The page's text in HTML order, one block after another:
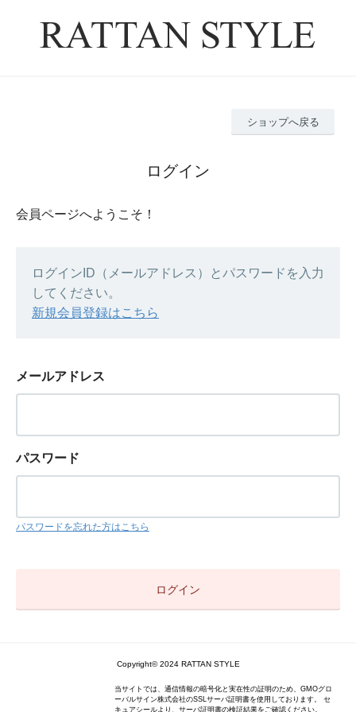
ショップへ戻る
ログイン
会員ページへようこそ！
ログインID（メールアドレス）とパスワードを入力
してください。
新規会員登録はこちら
メールアドレス
パスワード
パスワードを忘れた方はこちら
Copyright© 2024 RATTAN STYLE
当サイトでは、通信情報の暗号化と実在性の証明のため、GMOグロ
ーバルサイン株式会社のSSLサーバ証明書を使用しております。 セ
キュアシールより、サーバ証明書の検証結果をご確認ください。